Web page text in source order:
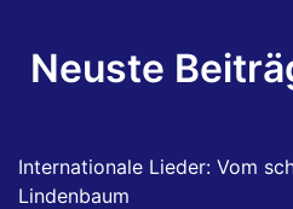
Neuste
Internationale Lieder: Vom
Lindenbaum